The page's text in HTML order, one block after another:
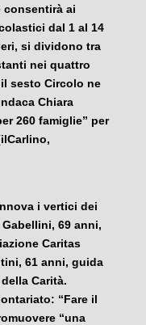
consentirà ai
dal 1 al 14
si dividono tra
nei quattro
sesto Circolo ne
Chiara
260 famiglie” per
i vertici dei
69 anni,
Caritas
61 anni, guida
Carità.
“Fare il
“una